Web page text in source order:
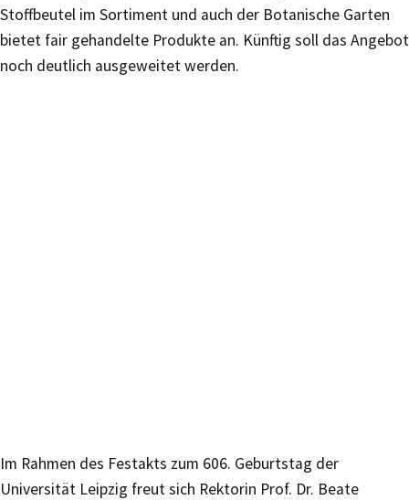
Stoffbeutel im Sortiment und auch der Botanische Garten
bietet fair gehandelte Produkte an. Künftig soll das Angebot
noch deutlich ausgeweitet werden.
Im Rahmen des Festakts zum 606. Geburtstag der
Universität Leipzig freut sich Rektorin Prof. Dr. Beate